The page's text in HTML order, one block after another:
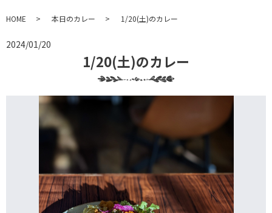
HOME 本日のカレー 1/20(土)のカレー
2024/01/20
1/20(土)のカレー